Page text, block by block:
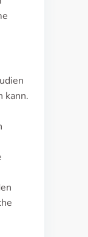
kann.